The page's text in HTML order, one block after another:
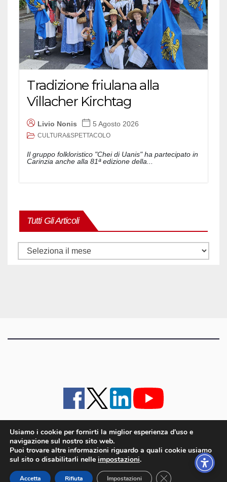
Tradizione friulana alla
Villacher Kirchtag
Livio Nonis 5 Agosto 2026
CULTURA&SPETTACOLO
Il gruppo folkloristico "Chei di Uanis" ha partecipato in
Carinzia anche alla 81ª edizione della...
Tutti Gli Articoli
Tutti
iMagazine · contatti e staff · lavora con noi
Cookie policy UE
iMagazine è un marchio di proprietà di Goliardica Editrice redazione in via Aquileia 64a,
Bagnaria Arsa (UD) - P.iva 00559050315
Usiamo i cookie per fornirti la miglior esperienza d'uso e
navigazione sul nostro sito web.
Puoi trovare altre informazioni riguardo a quali cookie usiamo
sul sito o disabilitarli nelle impostazioni.
Accetta Rifiuta Impostazioni Close GDPR